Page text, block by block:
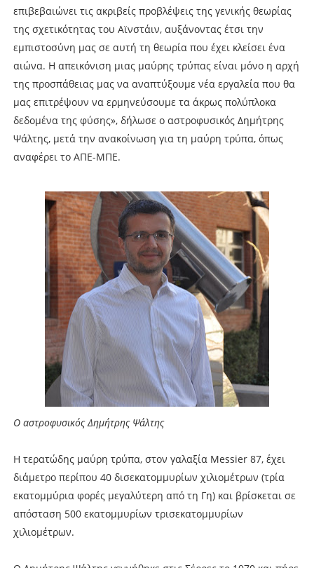
επιβεβαιώνει τις ακριβείς προβλέψεις της γενικής θεωρίας
της σχετικότητας του Αϊνστάιν, αυξάνοντας έτσι την
εμπιστοσύνη μας σε αυτή τη θεωρία που έχει κλείσει ένα
αιώνα. Η απεικόνιση μιας μαύρης τρύπας είναι μόνο η αρχή
της προσπάθειας μας να αναπτύξουμε νέα εργαλεία που θα
μας επιτρέψουν να ερμηνεύσουμε τα άκρως πολύπλοκα
δεδομένα της φύσης», δήλωσε ο αστροφυσικός Δημήτρης
Ψάλτης, μετά την ανακοίνωση για τη μαύρη τρύπα, όπως
αναφέρει το ΑΠΕ-ΜΠΕ.
Ο αστροφυσικός Δημήτρης Ψάλτης
Η τερατώδης μαύρη τρύπα, στον γαλαξία Μessier 87, έχει
διάμετρο περίπου 40 δισεκατομμυρίων χιλιομέτρων (τρία
εκατομμύρια φορές μεγαλύτερη από τη Γη) και βρίσκεται σε
απόσταση 500 εκατομμυρίων τρισεκατομμυρίων
χιλιομέτρων.